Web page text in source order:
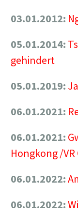
03.01.2012:
05.01.2014:
gehindert
05.01.2019:
06.01.2021:
06.01.2021:
Hongkong /VR
06.01.2022:
06.01.2022: